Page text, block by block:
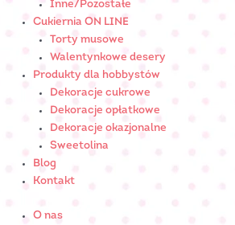
Inne/Pozostałe
Cukiernia ON LINE
Torty musowe
Walentynkowe desery
Produkty dla hobbystów
Dekoracje cukrowe
Dekoracje opłatkowe
Dekoracje okazjonalne
Sweetolina
Blog
Kontakt
O nas